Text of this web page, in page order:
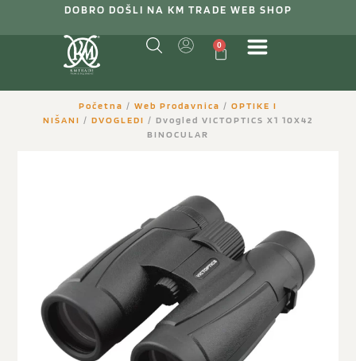
DOBRO DOŠLI NA KM TRADE WEB SHOP
0
Početna / Web Prodavnica / OPTIKE I
NIŠANI / DVOGLEDI / Dvogled VICTOPTICS X1 10X42
BINOCULAR